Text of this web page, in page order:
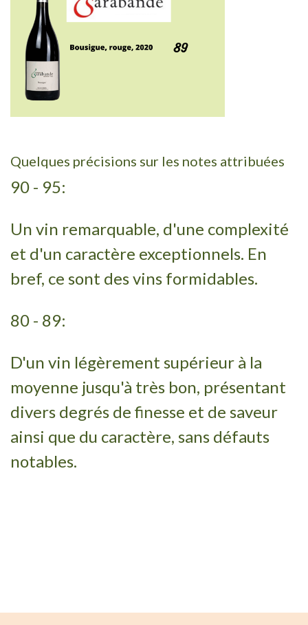
Quelques précisions sur les notes attribuées
90 - 95:
Un vin remarquable, d'une complexité
et d'un caractère exceptionnels. En
bref, ce sont des vins formidables.
80 - 89:
D'un vin légèrement supérieur à la
moyenne jusqu'à très bon, présentant
divers degrés de finesse et de saveur
ainsi que du caractère, sans défauts
notables.